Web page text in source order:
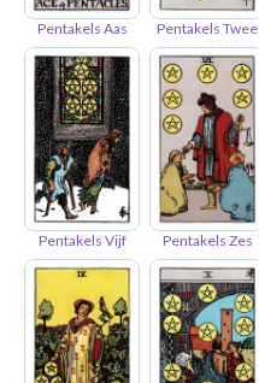
Pentakels Aas Pentakels Twee
Pentakels Vijf Pentakels Zes